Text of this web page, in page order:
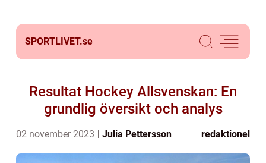
SPORTLIVET.se
Resultat Hockey Allsvenskan: En
grundlig översikt och analys
02 november 2023 Julia Pettersson redaktionel